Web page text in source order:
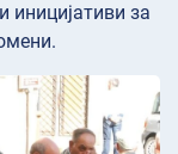
иницијативи за